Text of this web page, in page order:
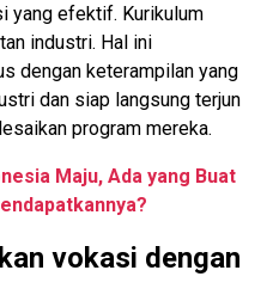
yang efektif. Kurikulum
industri. Hal ini
dengan keterampilan yang
dan siap langsung terjun
program mereka.
Maju, Ada yang Buat
vokasi dengan